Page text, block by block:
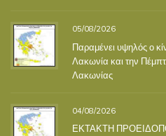
05/08/2026
Παραμένει υψηλός ο
Λακωνία και την
Λακωνίας
04/08/2026
ΕΚΤΑΚΤΗ